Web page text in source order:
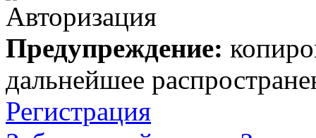
Авторизация
Предупреждение:
дальнейшее
Регистрация